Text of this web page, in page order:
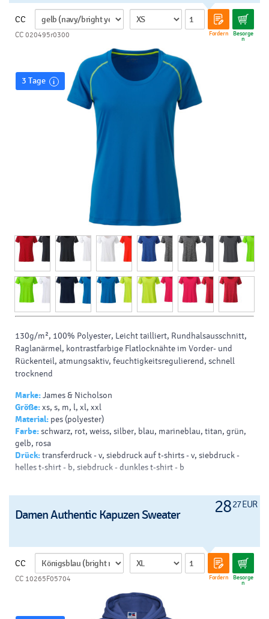
CC
Fordern Besorge
n
CC 020495r0300
3 Tage
130g/m², 100% Polyester, Leicht tailliert, Rundhalsausschnitt,
Raglanärmel, kontrastfarbige Flatlocknähte im Vorder- und
Rückenteil, atmungsaktiv, feuchtigkeitsregulierend, schnell
trocknend
Marke:James & Nicholson
Größe:xs, s, m, l, xl, xxl
Material: pes (polyester)
Farbe:schwarz, rot, weiss, silber, blau, marineblau, titan, grün,
gelb, rosa
Drück:transferdruck - v, siebdruck auf t-shirts - v, siebdruck -
helles t-shirt - b, siebdruck - dunkles t-shirt - b
2827 EUR
Damen Authentic Kapuzen Sweater
CC
Fordern Besorge
n
CC 10265F05704